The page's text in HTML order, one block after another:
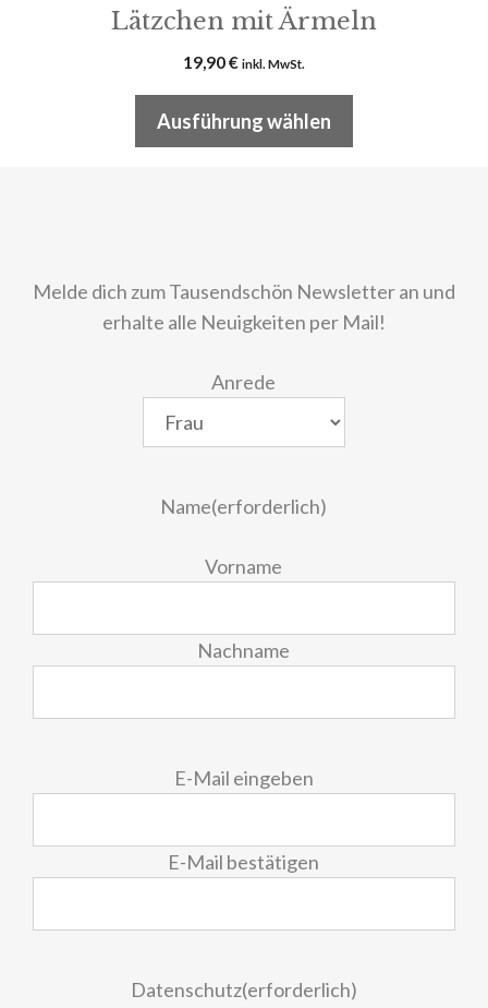
Lätzchen mit Ärmeln
19,90€ inkl. MwSt.
Ausführung wählen
Melde dich zum Tausendschön Newsletter an und
erhalte alle Neuigkeiten per Mail!
Anrede
Name(erforderlich)
Vorname
Nachname
E-Mail eingeben
E-Mail bestätigen
Datenschutz(erforderlich)